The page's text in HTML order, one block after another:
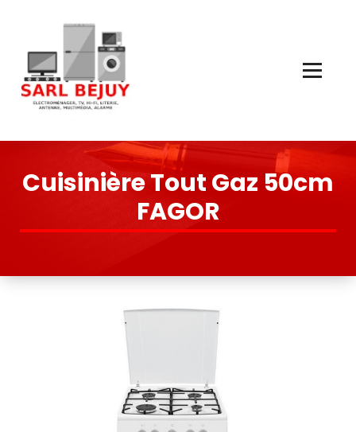
Content
Cuisinière Tout Gaz 50cm
FAGOR